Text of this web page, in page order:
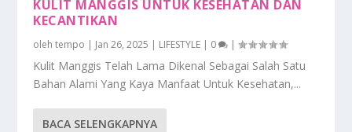
KULIT MANGGIS UNTUK KESEHATAN DAN
KECANTIKAN
olehtempo | Jan 26, 2025 | LIFESTYLE | 0 |
Kulit Manggis Telah Lama Dikenal Sebagai Salah Satu
Bahan Alami Yang Kaya Manfaat Untuk Kesehatan,...
BACA SELENGKAPNYA